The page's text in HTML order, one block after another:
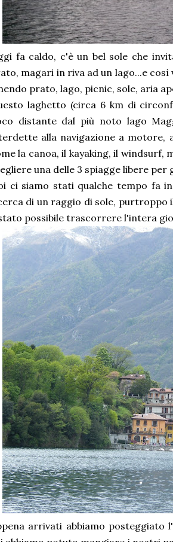
fa caldo, c'è un bel sole che
magari in riva ad un lago...e
prato, lago, picnic, sole, aria
laghetto (circa 6 km di
distante dal più noto lago
alla navigazione a motore,
la canoa, il kayaking, il windsurf,
una delle 3 spiagge libere per
ci siamo stati qualche tempo fa
di un raggio di sole, purtroppo
possibile trascorrere l'intera
arrivati abbiamo posteggiato